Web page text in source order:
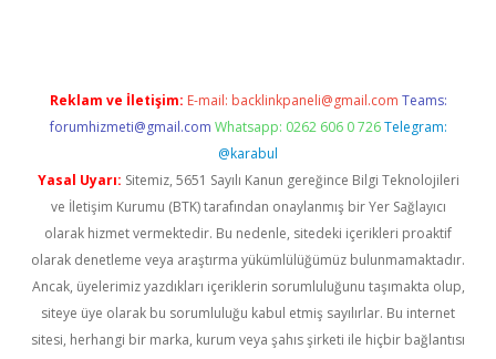
Reklam ve İletişim: E-mail: backlinkpaneli@gmail.com Teams:
forumhizmeti@gmail.com Whatsapp: 0262 606 0 726 Telegram:
@karabul
Yasal Uyarı: Sitemiz, 5651 Sayılı Kanun gereğince Bilgi Teknolojileri
ve İletişim Kurumu (BTK) tarafından onaylanmış bir Yer Sağlayıcı
olarak hizmet vermektedir. Bu nedenle, sitedeki içerikleri proaktif
olarak denetleme veya araştırma yükümlülüğümüz bulunmamaktadır.
Ancak, üyelerimiz yazdıkları içeriklerin sorumluluğunu taşımakta olup,
siteye üye olarak bu sorumluluğu kabul etmiş sayılırlar. Bu internet
sitesi, herhangi bir marka, kurum veya şahıs şirketi ile hiçbir bağlantısı